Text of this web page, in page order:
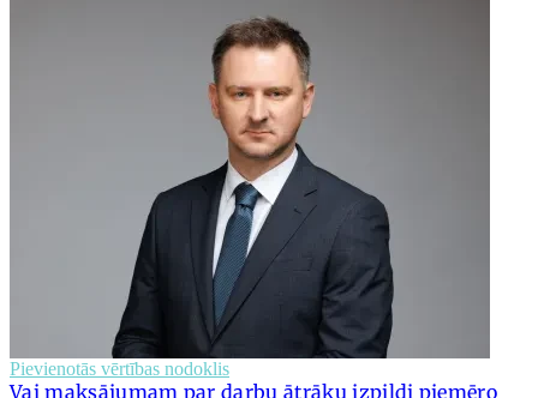
Pievienotās vērtības nodoklis
Vai maksājumam par darbu ātrāku izpildi piemēro